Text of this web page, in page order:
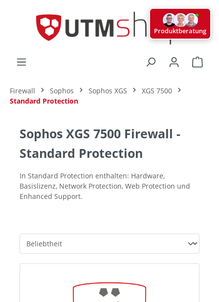
Firewall Sophos Sophos XGS
XGS 7500
Standard Protection
Sophos XGS 7500 Firewall -
Standard Protection
In Standard Protection enthalten: Hardware,
Basislizenz, Network Protection, Web Protection und
Enhanced Support.
Produktberatung